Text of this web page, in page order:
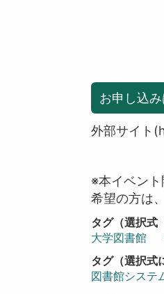
お申し込
外部サイト
※本イベン
希望の方は
タグ（選択式
大学図書館
タグ（選択式
図書館システ